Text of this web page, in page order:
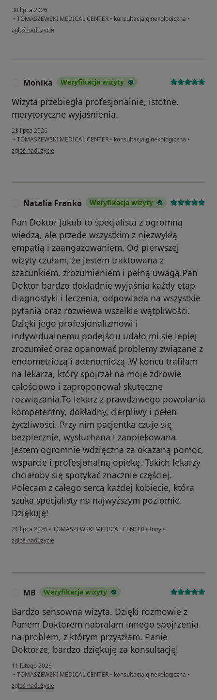
30 lipca 2026
• TOMASZEWSKI MEDICAL CENTER • konsultacja ginekologiczna •
w opinii użytkownika Kinga
zgłoś nadużycie
Monika Weryfikacja wizyty
Wizyta przebiegła profesjonalnie, istotne,
merytoryczne wyjaśnienia.
23 lipca 2026
• TOMASZEWSKI MEDICAL CENTER • konsultacja ginekologiczna •
w opinii użytkownika Monika
zgłoś nadużycie
Natalia Franko Weryfikacja wizyty
Pan Doktor Jakub to specjalista z ogromną
wiedzą, ale przede wszystkim z niezwykłą
empatią i zaangażowaniem. Od pierwszej
wizyty czułam, że jestem traktowana z
szacunkiem, zrozumieniem i pełną uwagą.Pan
Doktor bardzo dokładnie wyjaśnia każdy etap
diagnostyki i leczenia, odpowiada na wszystkie
pytania oraz rozwiewa wszelkie wątpliwości.
Dzięki jego profesjonalizmowi i
indywidualnemu podejściu udało mi się lepiej
zrozumieć oraz opanować problemy związane z
endometriozą i adenomiozą .W końcu trafiłam
na lekarza, który spojrzał na moje zdrowie
całościowo i zaproponował skuteczne
rozwiązania.To lekarz z prawdziwego powołania
kompetentny, dokładny, cierpliwy i pełen
życzliwości. Przy nim pacjentka czuje się
bezpiecznie, wysłuchana i zaopiekowana.
Jestem ogromnie wdzięczna za okazaną pomoc,
wsparcie i profesjonalną opiekę. Takich lekarzy
chciałoby się spotykać znacznie częściej.
Polecam z całego serca każdej kobiecie, która
szuka specjalisty na najwyższym poziomie.
Dziękuję!
21 lipca 2026 • TOMASZEWSKI MEDICAL CENTER • Inny •
w opinii użytkownika Natalia Franko
zgłoś nadużycie
MB Weryfikacja wizyty
Bardzo sensowna wizyta. Dzięki rozmowie z
Panem Doktorem nabrałam innego spojrzenia
na problem, z którym przyszłam. Panie
Doktorze, bardzo dziękuję za konsultację!
11 lutego 2026
• TOMASZEWSKI MEDICAL CENTER • konsultacja ginekologiczna •
w opinii użytkownika MB
zgłoś nadużycie